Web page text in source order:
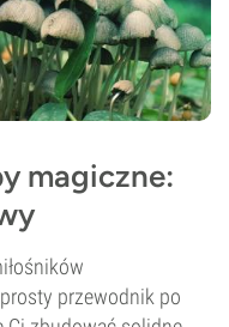
magiczne:
przewodnik po